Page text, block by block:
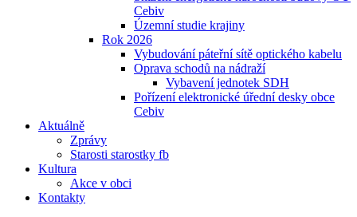
Cebiv
Územní studie krajiny
Rok 2026
Vybudování páteřní sítě optického kabelu
Oprava schodů na nádraží
Vybavení jednotek SDH
Pořízení elektronické úřední desky obce
Cebiv
Aktuálně
Zprávy
Starosti starostky fb
Kultura
Akce v obci
Kontakty